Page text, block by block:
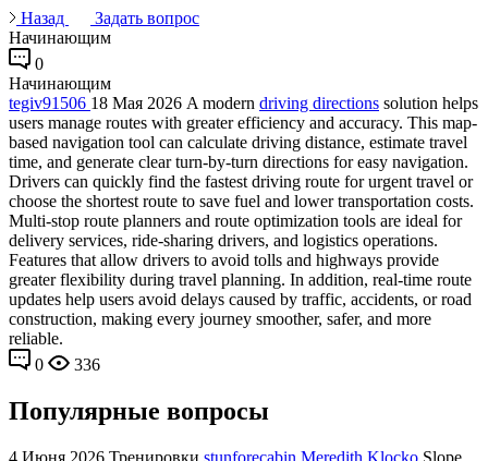
Назад
Задать вопрос
Начинающим
0
Начинающим
tegiv91506 18 Мая 2026 A modern driving directions solution helps
users manage routes with greater efficiency and accuracy. This map-
based navigation tool can calculate driving distance, estimate travel
time, and generate clear turn-by-turn directions for easy navigation.
Drivers can quickly find the fastest driving route for urgent travel or
choose the shortest route to save fuel and lower transportation costs.
Multi-stop route planners and route optimization tools are ideal for
delivery services, ride-sharing drivers, and logistics operations.
Features that allow drivers to avoid tolls and highways provide
greater flexibility during travel planning. In addition, real-time route
updates help users avoid delays caused by traffic, accidents, or road
construction, making every journey smoother, safer, and more
reliable.
0
336
Популярные вопросы
4 Июня 2026 Тренировки stunforecabin Meredith Klocko Slope